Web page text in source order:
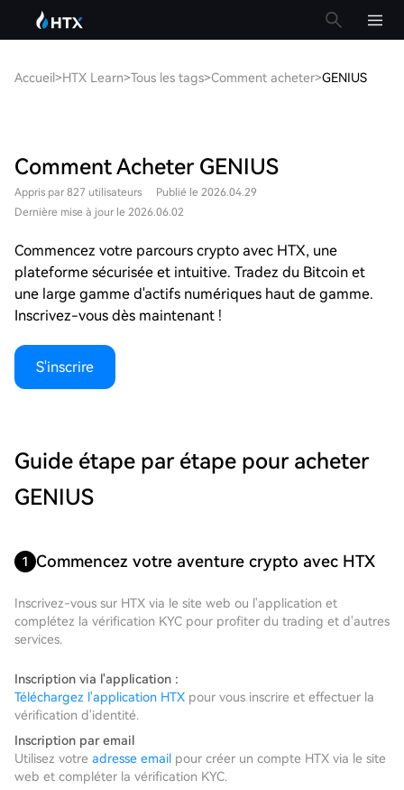
Accueil>HTX Learn>Tous les tags>Comment acheter>GENIUS
Comment Acheter GENIUS
Appris par 827 utilisateurs
Publié le 2026.04.29
Dernière mise à jour le 2026.06.02
Commencez votre parcours crypto avec HTX, une
plateforme sécurisée et intuitive. Tradez du Bitcoin et
une large gamme d'actifs numériques haut de gamme.
Inscrivez-vous dès maintenant !
S'inscrire
Guide étape par étape pour acheter
GENIUS
1 Commencez votre aventure crypto avec HTX
Inscrivez-vous sur HTX via le site web ou l'application et
complétez la vérification KYC pour profiter du trading et d'autres
services.
Inscription via l'application :
Téléchargez l'application HTX pour vous inscrire et effectuer la
vérification d'identité.
Inscription par email
Utilisez votre adresse email pour créer un compte HTX via le site
web et compléter la vérification KYC.